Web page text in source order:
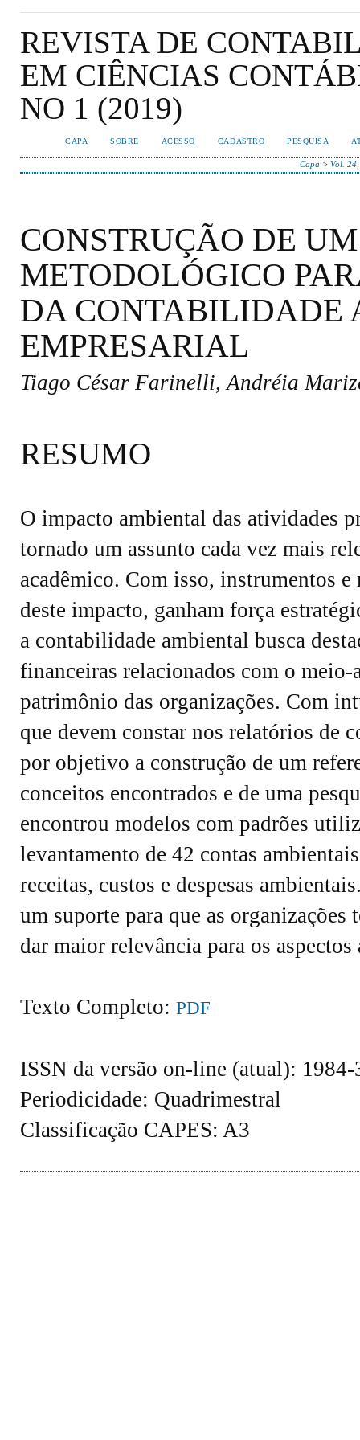
REVISTA DE
EM CIÊNCIAS
NO 1 (2019)
CAPA SOBRE ACESSO CADASTRO PESQUISA
Capa >Vol.
CONSTRUÇÃO DE
METODOLÓGICO
DA CONTABILIDADE
EMPRESARIAL
Tiago César Farinelli, Andréia
RESUMO
O impacto ambiental das atividades
tornado um assunto cada vez mais
acadêmico. Com isso, instrumentos
deste impacto, ganham força
a contabilidade ambiental busca
financeiras relacionados com o
patrimônio das organizações. Com
que devem constar nos relatórios de
por objetivo a construção de um
conceitos encontrados e de uma
encontrou modelos com padrões
levantamento de 42 contas
receitas, custos e despesas
um suporte para que as
dar maior relevância para os
Texto Completo: PDF
ISSN da versão on-line (atual): 1984-
Periodicidade: Quadrimestral
Classificação CAPES: A3